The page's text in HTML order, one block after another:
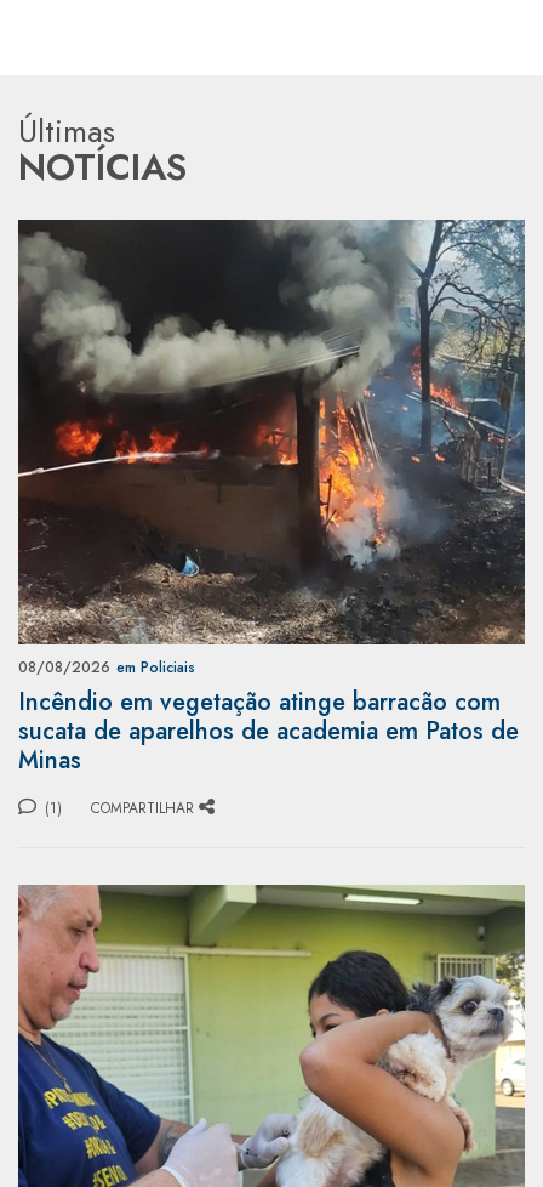
Últimas
NOTÍCIAS
08/08/2026 em Policiais
Incêndio em vegetação atinge barracão com
sucata de aparelhos de academia em Patos de
Minas
(1) COMPARTILHAR